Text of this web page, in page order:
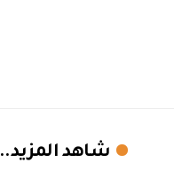
شاهد المزيد..